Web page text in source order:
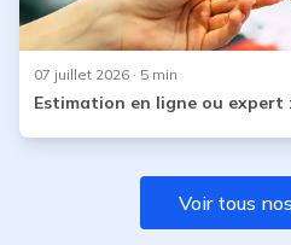
07 juillet 2026 · 5 min
Estimation en ligne ou expert
Voir tous